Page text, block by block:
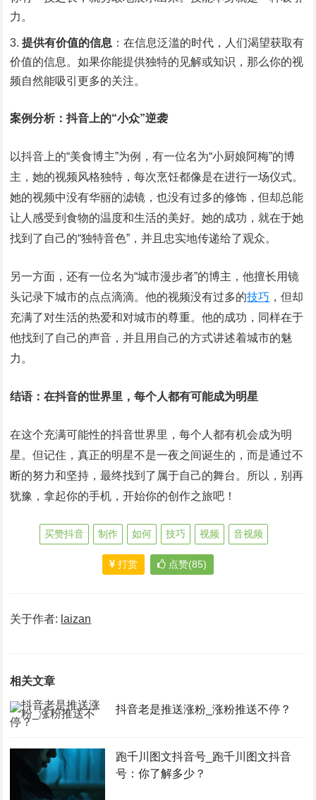
力。
提供有价值的信息 ：在信息泛滥的时代，人们渴望获取有
价值的信息。如果你能提供独特的见解或知识，那么你的视
频自然能吸引更多的关注。
案例分析：抖音上的“小众”逆袭
以抖音上的“美食博主”为例，有一位名为“小厨娘阿梅”的博
主，她的视频风格独特，每次烹饪都像是在进行一场仪式。
她的视频中没有华丽的滤镜，也没有过多的修饰，但却总能
让人感受到食物的温度和生活的美好。她的成功，就在于她
找到了自己的“独特音色”，并且忠实地传递给了观众。
另一方面，还有一位名为“城市漫步者”的博主，他擅长用镜
头记录下城市的点点滴滴。他的视频没有过多的技巧 ，但却
充满了对生活的热爱和对城市的尊重。他的成功，同样在于
他找到了自己的声音，并且用自己的方式讲述着城市的魅
力。
结语：在抖音的世界里，每个人都有可能成为明星
在这个充满可能性的抖音世界里，每个人都有机会成为明
星。但记住，真正的明星不是一夜之间诞生的，而是通过不
断的努力和坚持，最终找到了属于自己的舞台。所以，别再
犹豫，拿起你的手机，开始你的创作之旅吧！
买赞抖音 制作 如何 技巧 视频 音视频
打赏 点赞(85)
关于作者: laizan
相关文章
抖音老是推送涨粉_涨粉推送不停？
跑千川图文抖音号_跑千川图文抖音
号：你了解多少？